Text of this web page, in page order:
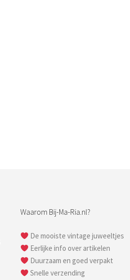
Waarom Bij-Ma-Ria.nl?
De mooiste vintage juweeltjes
Eerlijke info over artikelen
Duurzaam en goed verpakt
Snelle verzending